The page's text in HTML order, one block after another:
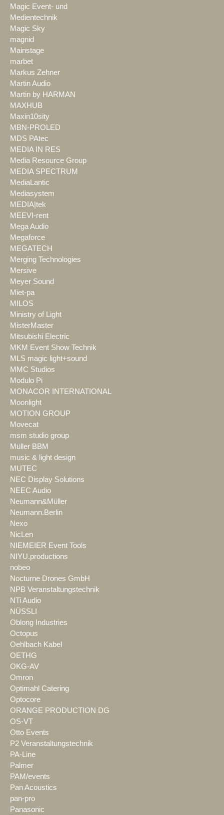
Magic Event- und
Medientechnik
Magic Sky
magnid
Mainstage
marbet
Markus Zehner
Martin Audio
Martin by HARMAN
MAXHUB
Maxin10sity
MBN-PROLED
MDS PAtec
MEDIA IN RES
Media Resource Group
MEDIA SPECTRUM
MediaLantic
Mediasystem
MEDIA|tek
MEEVI-rent
Mega Audio
Megaforce
MEGATECH
Merging Technologies
Mersive
Meyer Sound
Miet-pa
MILOS
Ministry of Light
MisterMaster
Mitsubishi Electric
MKM Event Show Technik
MLS magic light+sound
MMC Studios
Modulo Pi
MONACOR INTERNATIONAL
Moonlight
MOTION GROUP
Movecat
msm studio group
Müller BBM
music & light design
MUTEC
NEC Display Solutions
NEEC Audio
Neumann&Müller
Neumann.Berlin
Nexo
NicLen
NIEMEIER Event Tools
NIYU.productions
nobeo
Nocturne Drones GmbH
NPB Veranstaltungstechnik
NTi Audio
NÜSSLI
Oblong Industries
Octopus
Oehlbach Kabel
OETHG
OKG-AV
Omron
Optimahl Catering
Optocore
ORANGE PRODUCTION DG
OS-VT
Otto Events
P2 Veranstaltungstechnik
PA-Line
Palmer
PAM/events
Pan Acoustics
pan-pro
Panasonic